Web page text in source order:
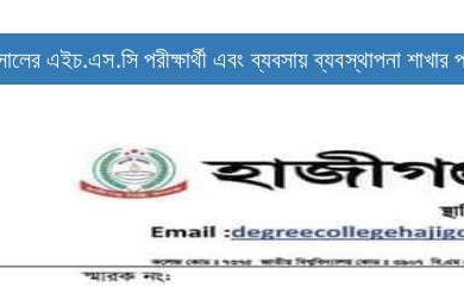
এইচ.এস.সি পরীক্ষার্থী এবং ব্যবসায় ব্যবস্থাপনা শাখার